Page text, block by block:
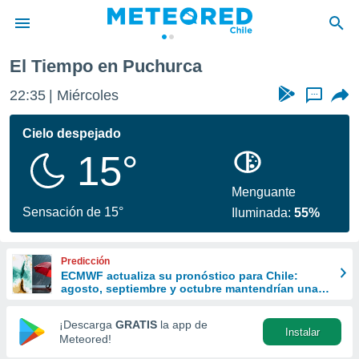
de
por
se
calidad.
a este
las
y
forma
digital
basada
El Tiempo en Puchurca
22:35 Miércoles ...
Cielo despejado
15°
Sensación de 15°
Menguante
Iluminada:55%
Predicción
ECMWF actualiza su pronóstico para Chile:
agosto, septiembre y octubre mantendrían una
¡Descarga GRATIS la app de
Meteored!
Instalar